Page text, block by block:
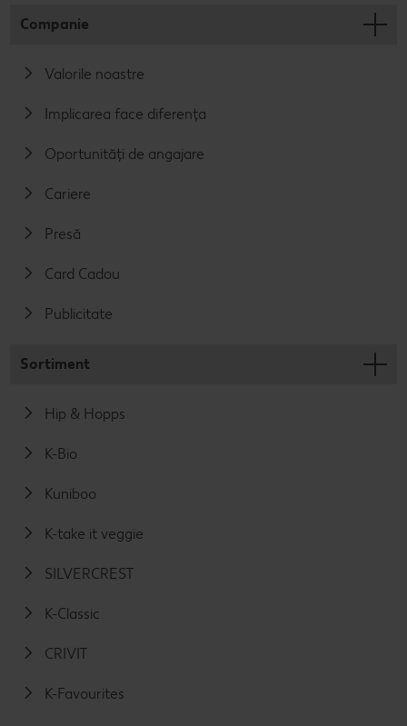
Companie
Valorile noastre
Implicarea face diferența
Oportunități de angajare
Cariere
Presă
Card Cadou
Publicitate
Sortiment
Hip & Hopps
K-Bio
Kuniboo
K-take it veggie
SILVERCREST
K-Classic
CRIVIT
K-Favourites